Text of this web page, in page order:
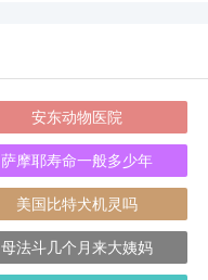
安东动物医院
萨摩耶寿命一般多少年
美国比特犬机灵吗
母法斗几个月来大姨妈